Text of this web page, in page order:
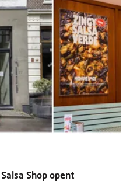
Shop opent